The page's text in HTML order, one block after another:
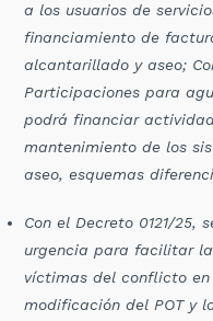
a los usuarios de
financiamiento de
alcantarillado y aseo;
Participaciones para
podrá financiar
mantenimiento de los
aseo, esquemas
Con el Decreto 0121/25,
urgencia para facilitar
víctimas del conflicto
modificación del POT y